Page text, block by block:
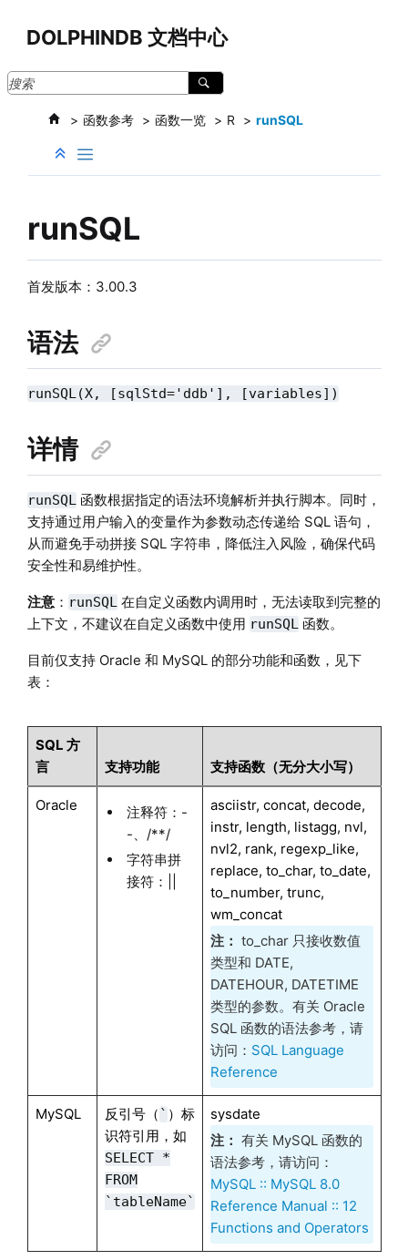
DOLPHINDB 文档中心
函数参考 函数一览 R runSQL
runSQL
首发版本：3.00.3
语法
runSQL(X, [sqlStd='ddb'], [variables])
详情
runSQL
函数根据指定的语法环境解析并执行脚本。同时，
支持通过用户输入的变量作为参数动态传递给 SQL 语句，
从而避免手动拼接 SQL 字符串，降低注入风险，确保代码
安全性和易维护性。
注意： runSQL 在自定义函数内调用时，无法读取到完整的
上下文，不建议在自定义函数中使用 runSQL 函数。
目前仅支持 Oracle 和 MySQL 的部分功能和函数，见下
表：
SQL 方
言
支持功能 支持函数（无分大小写）
Oracle
注释符：-
-、/**/
字符串拼
接符：||
asciistr, concat, decode,
instr, length, listagg, nvl,
nvl2, rank, regexp_like,
replace, to_char, to_date,
to_number, trunc,
wm_concat
注： to_char 只接收数值
类型和 DATE,
DATEHOUR, DATETIME
类型的参数。有关 Oracle
SQL 函数的语法参考，请
访问： SQL Language
Reference
MySQL 反引号（ ` ）标
识符引用，如
SELECT *
FROM
`tableName`
sysdate
注： 有关 MySQL 函数的
语法参考，请访问：
MySQL :: MySQL 8.0
Reference Manual :: 12
Functions and Operators